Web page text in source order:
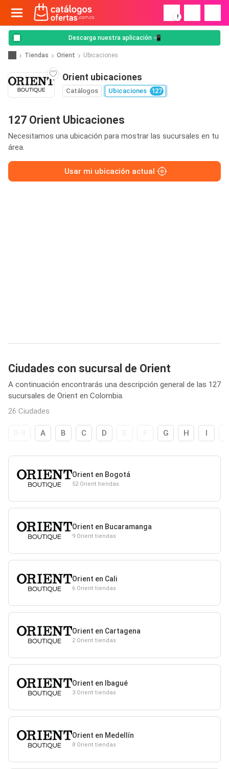
!
Descarga nuestra aplicación 📲
Tiendas Orient Ubicaciones
Orient ubicaciones
Catálogos Ubicaciones 127
127 Orient Ubicaciones
Necesitamos una ubicación para mostrar las sucursales en tu
área.
Usar mi ubicación actual
Ciudades con sucursal de Orient
A continuación encontrarás una descripción general de las 127
sucursales de Orient en Colombia.
26 Ciudades
A B C D G H I
Orient en Bogotá
52 Orient tiendas
Orient en Bucaramanga
9 Orient tiendas
Orient en Cali
6 Orient tiendas
Orient en Cartagena
2 Orient tiendas
Orient en Ibagué
3 Orient tiendas
Orient en Medellín
8 Orient tiendas